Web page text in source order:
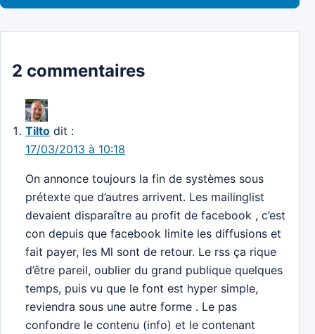
2 commentaires
Tilto dit :
17/03/2013 à 10:18
On annonce toujours la fin de systèmes sous
prétexte que d’autres arrivent. Les mailinglist
devaient disparaître au profit de facebook , c’est
con depuis que facebook limite les diffusions et
fait payer, les Ml sont de retour. Le rss ça rique
d’être pareil, oublier du grand publique quelques
temps, puis vu que le font est hyper simple,
reviendra sous une autre forme . Le pas
confondre le contenu (info) et le contenant